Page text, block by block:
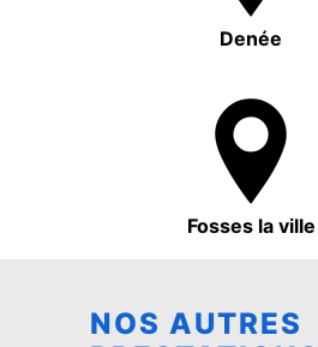
Denée
Fosses la ville
NOS AUTRES